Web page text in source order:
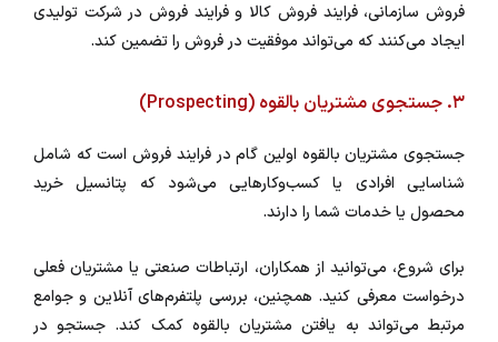
فروش سازمانی، فرایند فروش کالا و فرایند فروش در شرکت تولیدی
ایجاد می‌کنند که می‌تواند موفقیت در فروش را تضمین کند.
۳. جستجوی مشتریان بالقوه (Prospecting)
جستجوی مشتریان بالقوه اولین گام در فرایند فروش است که شامل
شناسایی افرادی یا کسب‌وکارهایی می‌شود که پتانسیل خرید
محصول یا خدمات شما را دارند.
برای شروع، می‌توانید از همکاران، ارتباطات صنعتی یا مشتریان فعلی
درخواست معرفی کنید. همچنین، بررسی پلتفرم‌های آنلاین و جوامع
مرتبط می‌تواند به یافتن مشتریان بالقوه کمک کند. جستجو در